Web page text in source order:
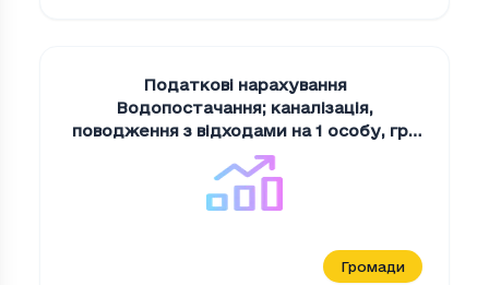
Податкові нарахування
Водопостачання; каналiзацiя,
поводження з вiдходами на 1 особу, грн
на 1 мешканця
Громади